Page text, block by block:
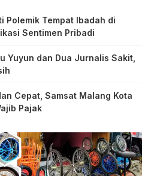
Polemik Tempat Ibadah di
Sentimen Pribadi
Yuyun dan Dua Jurnalis Sakit,
Cepat, Samsat Malang Kota
Pajak